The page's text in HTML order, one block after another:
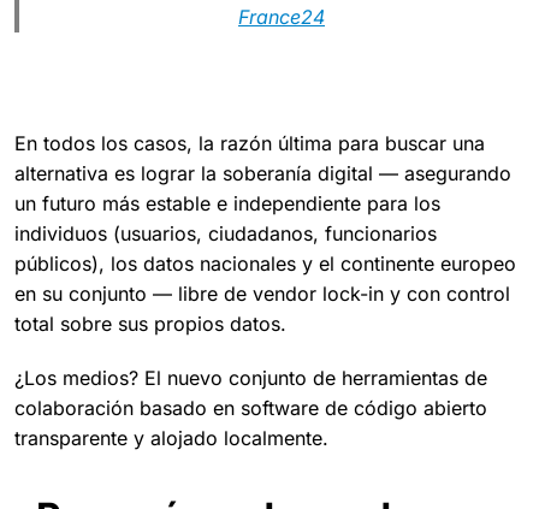
France24
En todos los casos, la razón última para buscar una
alternativa es lograr la soberanía digital — asegurando
un futuro más estable e independiente para los
individuos (usuarios, ciudadanos, funcionarios
públicos), los datos nacionales y el continente europeo
en su conjunto — libre de vendor lock-in y con control
total sobre sus propios datos.
¿Los medios? El nuevo conjunto de herramientas de
colaboración basado en software de código abierto
transparente y alojado localmente.